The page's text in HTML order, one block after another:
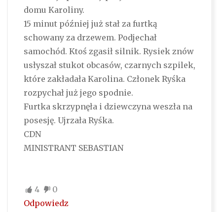
domu Karoliny.
15 minut później już stał za furtką
schowany za drzewem. Podjechał
samochód. Ktoś zgasił silnik. Rysiek znów
usłyszał stukot obcasów, czarnych szpilek,
które zakładała Karolina. Członek Ryśka
rozpychał już jego spodnie.
Furtka skrzypnęła i dziewczyna weszła na
posesję. Ujrzała Ryśka.
CDN
MINISTRANT SEBASTIAN
4
0
Odpowiedz